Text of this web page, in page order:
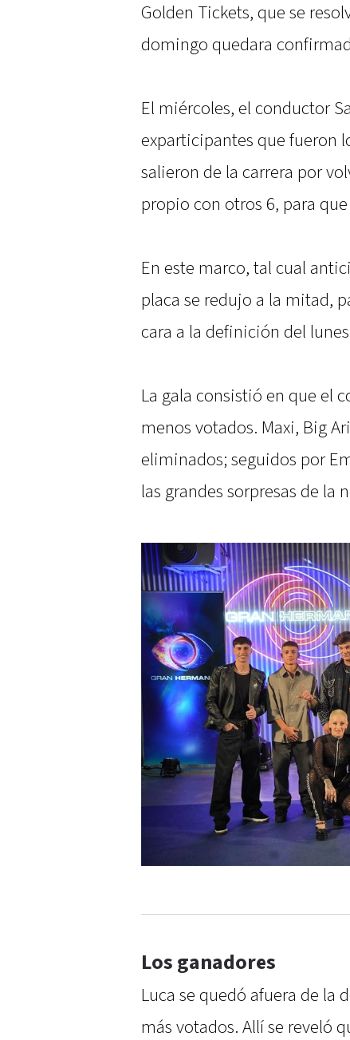
Golden Tickets, que se
domingo quedara
El miércoles, el conductor
exparticipantes que fueron
salieron de la carrera por
propio con otros 6, para
En este marco, tal cual
placa se redujo a la mitad,
cara a la definición del
La gala consistió en que el
menos votados. Maxi, Big
eliminados; seguidos por
las grandes sorpresas de la
Los ganadores
Luca se quedó afuera de la
más votados. Allí se reveló